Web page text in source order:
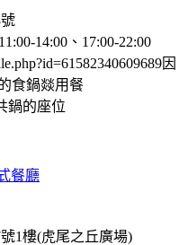
14:00、17:00-22:00
因
食鍋燚用餐
鍋的座位
餐廳
1樓(虎尾之丘廣場)